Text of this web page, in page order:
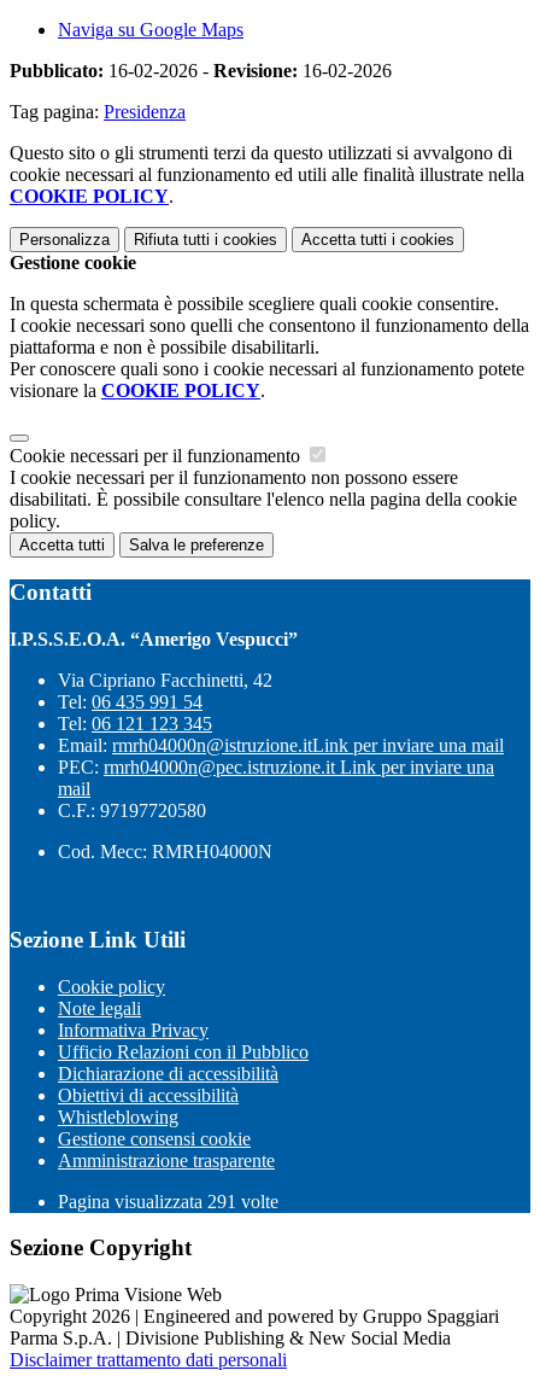
Naviga su Google Maps
Pubblicato: 16-02-2026 - Revisione: 16-02-2026
Tag pagina: Presidenza
Questo sito o gli strumenti terzi da questo utilizzati si avvalgono di
cookie necessari al funzionamento ed utili alle finalità illustrate nella
COOKIE POLICY.
Personalizza Rifiuta tutti i cookies Accetta tutti i cookies
Gestione cookie
In questa schermata è possibile scegliere quali cookie consentire.
I cookie necessari sono quelli che consentono il funzionamento della
piattaforma e non è possibile disabilitarli.
Per conoscere quali sono i cookie necessari al funzionamento potete
visionare la COOKIE POLICY.
Cookie necessari per il funzionamento
I cookie necessari per il funzionamento non possono essere
disabilitati. È possibile consultare l'elenco nella pagina della cookie
policy.
Accetta tutti Salva le preferenze
Contatti
I.P.S.S.E.O.A. “Amerigo Vespucci”
Via Cipriano Facchinetti, 42
Tel: 06 435 991 54
Tel: 06 121 123 345
Email: rmrh04000n@istruzione.itLink per inviare una mail
PEC: rmrh04000n@pec.istruzione.it Link per inviare una
mail
C.F.: 97197720580
Cod. Mecc: RMRH04000N
Sezione Link Utili
Cookie policy
Note legali
Informativa Privacy
Ufficio Relazioni con il Pubblico
Dichiarazione di accessibilità
Obiettivi di accessibilità
Whistleblowing
Gestione consensi cookie
Amministrazione trasparente
Pagina visualizzata 291 volte
Sezione Copyright
Copyright 2026 | Engineered and powered by Gruppo Spaggiari
Parma S.p.A. | Divisione Publishing & New Social Media
Disclaimer trattamento dati personali